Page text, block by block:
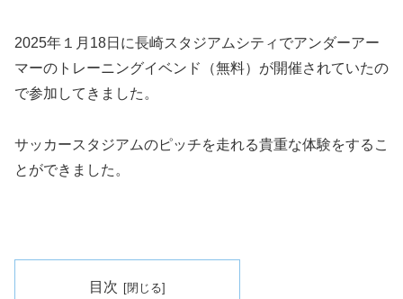
2025年１月18日に長崎スタジアムシティでアンダーアー
マーのトレーニングイベンド（無料）が開催されていたの
で参加してきました。
サッカースタジアムのピッチを走れる貴重な体験をするこ
とができました。
目次